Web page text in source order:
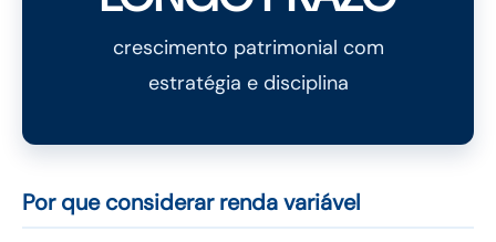
crescimento patrimonial com
estratégia e disciplina
Por que considerar renda variável